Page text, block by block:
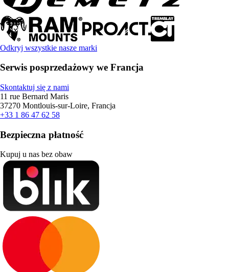
Odkryj wszystkie nasze marki
Serwis posprzedażowy we Francja
Skontaktuj się z nami
11 rue Bernard Maris
37270 Montlouis-sur-Loire, Francja
+33 1 86 47 62 58
Bezpieczna płatność
Kupuj u nas bez obaw